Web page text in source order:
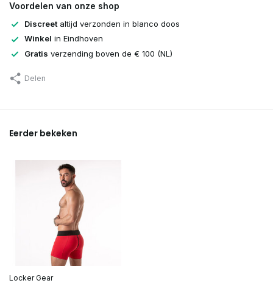
Voordelen van onze shop
Discreet altijd verzonden in blanco doos
Winkel in Eindhoven
Gratis verzending boven de € 100 (NL)
Delen
Eerder bekeken
Locker Gear